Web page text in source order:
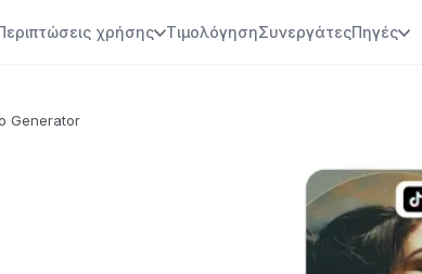
χρήσης ΤιμολόγησηΣυνεργάτεςΠηγές
Generator